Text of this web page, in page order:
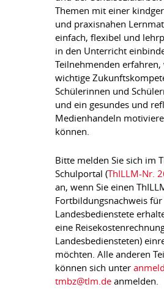
Themen mit einer
und praxisnahen
einfach, flexibel und
in den Unterricht
Teilnehmenden erfahren,
wichtige
Schülerinnen und
und ein gesundes und
Medienhandeln
können.
Bitte melden Sie sich im
Schulportal (ThILLM-Nr.
an, wenn Sie einen
Fortbildungsnachweis für
Landesbedienstete
eine
Landesbediensteten)
möchten. Alle anderen
können sich unter
tmbz@tlm.de anmelden.